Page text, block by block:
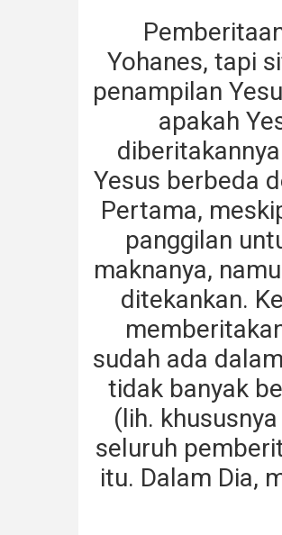
Yohanes, tapi
penampilan
apakah
Yesus berbeda
Pertama,
panggilan
maknanya,
ditekankan.
sudah ada
tidak banyak
(lih.
seluruh
itu. Dalam Dia,